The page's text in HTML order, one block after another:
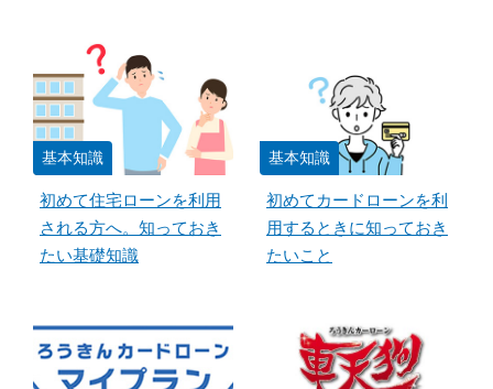
基本知識
初めて住宅ローンを利用
される方へ。知っておき
たい基礎知識
基本知識
初めてカードローンを利
用するときに知っておき
たいこと